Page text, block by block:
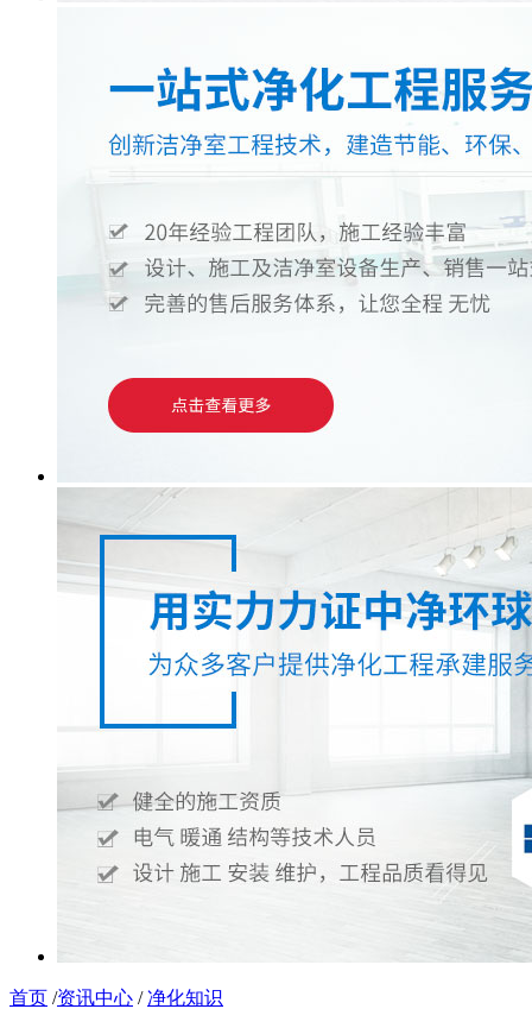
首页 /资讯中心 /净化知识